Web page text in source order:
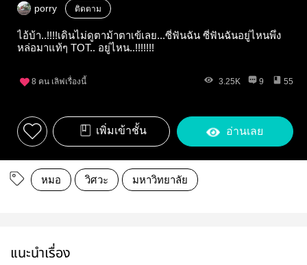
porry ติดตาม
ไอ้บ้า..!!!!เดินไม่ดูตาม้าตาเข้เลย...ซี่ฟันฉัน ซี่ฟันฉันอยู่ไหนพึ่ง
หล่อมาแท้ๆ TOT.. อยู่ไหน..!!!!!!!
8 คน เลิฟเรื่องนี้ 3.25K 9 55
เพิ่มเข้าชั้น อ่านเลย
หมอ วิศวะ มหาวิทยาลัย
แนะนำเรื่อง